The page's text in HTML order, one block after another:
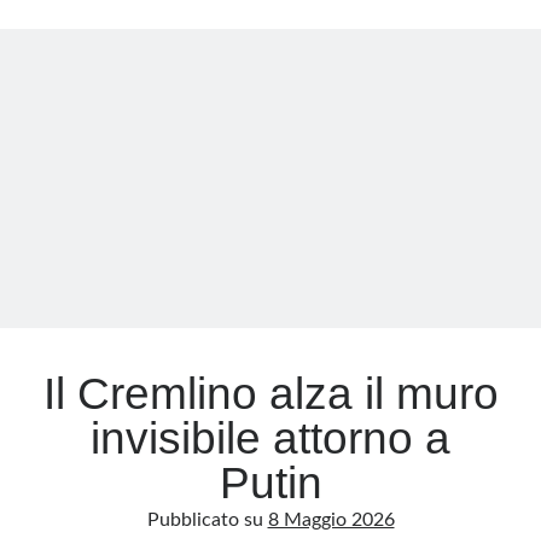
Il Cremlino alza il muro
invisibile attorno a
Putin
Pubblicato su 8 Maggio 2026